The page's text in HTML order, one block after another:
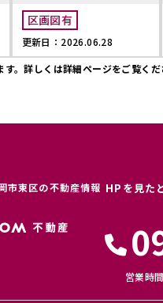
区画図有
更新日：2026.06.28
す。詳しくは詳細ページをご覧くだ
市東区の不動産情報 HPを見た
営業時